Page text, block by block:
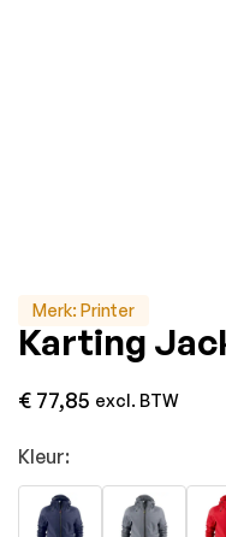
Merk: Printer
Karting
€ 77,85 excl. BTW
Kleur: